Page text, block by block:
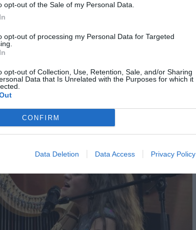
opt-out of the Sale of my Personal Data.
opt-out of processing my Personal Data for Targeted
opt-out of Collection, Use, Retention, Sale, and/or Sharing
Data that Is Unrelated with the Purposes for which it
CONFIRM
Data Deletion Data Access Privacy Policy
el que alternó la intensidad de los grandes
de las interpretaciones más íntimas.
figuraron canciones como “La vida
versión de “Me pongo colorada”, el
ambién hubo espacio para propuestas más
“Ya está” acompañada por el sonido del